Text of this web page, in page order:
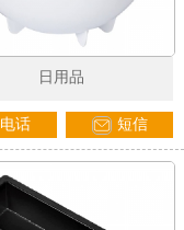
日用品
电话 短信